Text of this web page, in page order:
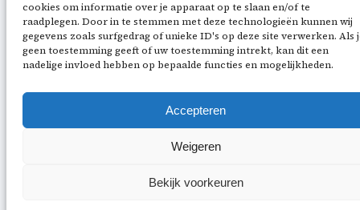
cookies om informatie over je apparaat op te slaan en/of te
raadplegen. Door in te stemmen met deze technologieën kunnen wij
gegevens zoals surfgedrag of unieke ID's op deze site verwerken. Als
geen toestemming geeft of uw toestemming intrekt, kan dit een
nadelige invloed hebben op bepaalde functies en mogelijkheden.
Accepteren
Weigeren
Bekijk voorkeuren